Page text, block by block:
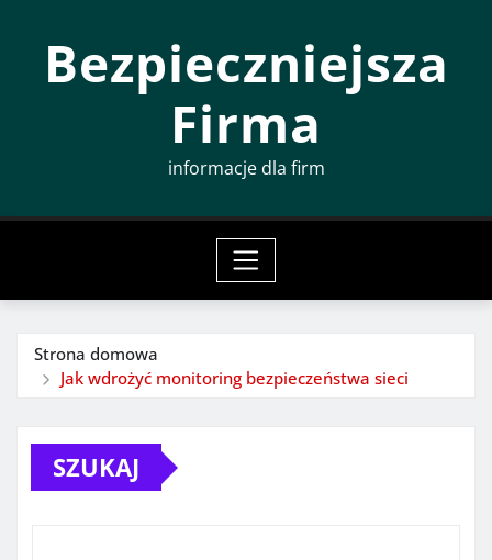
Bezpieczniejsza
Firma
informacje dla firm
Strona domowa
Jak wdrożyć monitoring bezpieczeństwa sieci
SZUKAJ